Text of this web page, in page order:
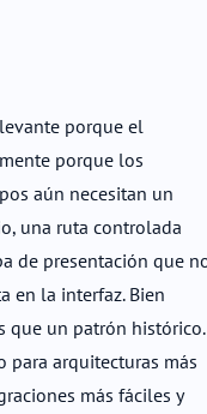
porque el
porque los
aún necesitan un
una ruta controlada
de presentación que
en la interfaz. Bien
que un patrón histórico.
para arquitecturas más
más fáciles y